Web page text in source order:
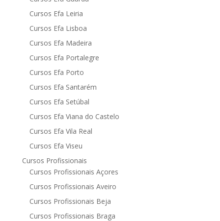
Cursos Efa Leiria
Cursos Efa Lisboa
Cursos Efa Madeira
Cursos Efa Portalegre
Cursos Efa Porto
Cursos Efa Santarém
Cursos Efa Setúbal
Cursos Efa Viana do Castelo
Cursos Efa Vila Real
Cursos Efa Viseu
Cursos Profissionais
Cursos Profissionais Açores
Cursos Profissionais Aveiro
Cursos Profissionais Beja
Cursos Profissionais Braga